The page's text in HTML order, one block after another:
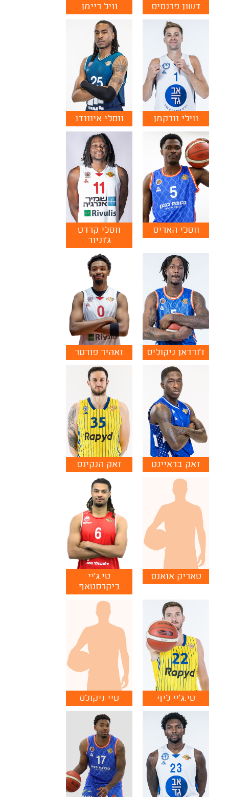
דשון פרנסיס וויל ריימן
ווילי וורקמן ווסלי איוונדו
ווסלי האריס
ווסלי קרדט
ג'וניור
ז'ורדאן ניקוליס זאהיר פורטר
זאק בראיינט זאק הנקינס
טאריק אואנס
טי.ג'יי
ביקרסטאף
טי.ג'יי ליף טיי ניקולס